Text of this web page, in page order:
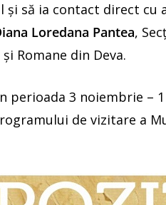
să ia contact direct cu
Loredana Pantea,
Romane din Deva.
perioada 3 noiembrie –
de vizitare a